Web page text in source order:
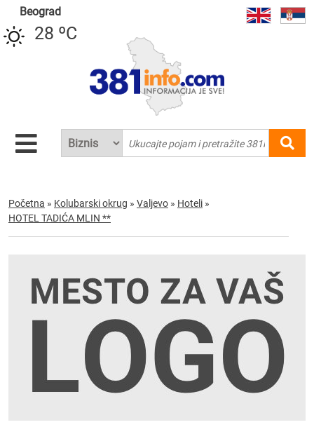
Beograd
28 ºC
Početna » Kolubarski okrug » Valjevo » Hoteli »
HOTEL TADIĆA MLIN **